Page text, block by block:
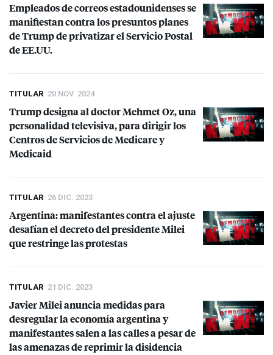
Empleados de correos estadounidenses se
manifiestan contra los presuntos planes
de Trump de privatizar el Servicio Postal
de EE.UU.
TITULAR 20 NOV. 2024
Trump designa al doctor Mehmet Oz, una
personalidad televisiva, para dirigir los
Centros de Servicios de Medicare y
Medicaid
TITULAR 26 DIC. 2023
Argentina: manifestantes contra el ajuste
desafían el decreto del presidente Milei
que restringe las protestas
TITULAR 21 DIC. 2023
Javier Milei anuncia medidas para
desregular la economía argentina y
manifestantes salen a las calles a pesar de
las amenazas de reprimir la disidencia